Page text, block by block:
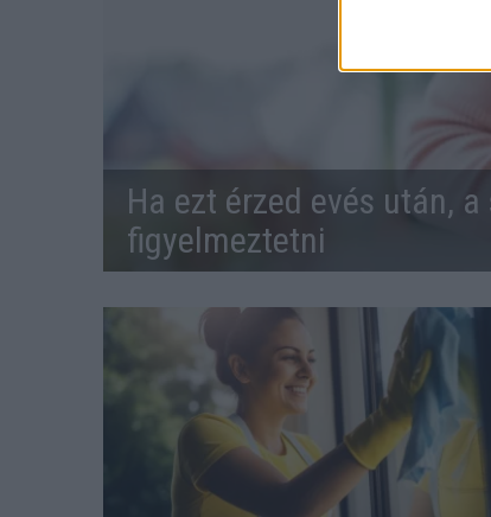
Ha ezt érzed evés után,
figyelmeztetni